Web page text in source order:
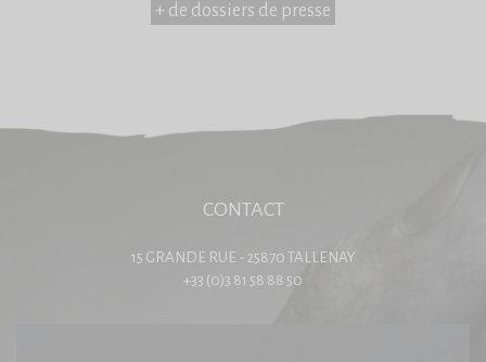
+ de dossiers de presse
CONTACT
15 GRANDE RUE - 25870 TALLENAY
+33 (0)3 81 58 88 50